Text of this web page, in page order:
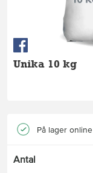
Unika 10 kg
På lager online
Antal